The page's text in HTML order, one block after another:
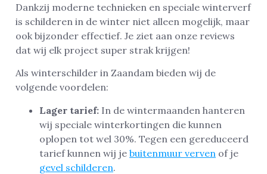
Dankzij moderne technieken en speciale winterverf
is schilderen in de winter niet alleen mogelijk, maar
ook bijzonder effectief. Je ziet aan onze reviews
dat wij elk project super strak krijgen!
Als winterschilder in Zaandam bieden wij de
volgende voordelen:
Lager tarief: In de wintermaanden hanteren
wij speciale winterkortingen die kunnen
oplopen tot wel 30%. Tegen een gereduceerd
tarief kunnen wij je buitenmuur verven of je
gevel schilderen.